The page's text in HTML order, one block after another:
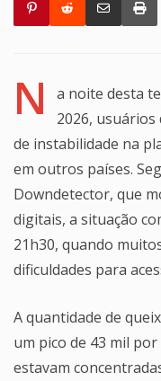
N
a noite desta
2026,
de instabilidade na
em outros países.
Downdetector, que
digitais, a situação
21h30, quando
dificuldades para
A quantidade de
um pico de 43 mil
estavam